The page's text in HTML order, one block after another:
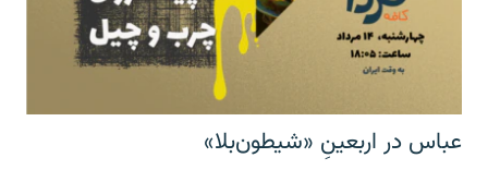
عباس در اربعینِ «شیطون‌بلا»